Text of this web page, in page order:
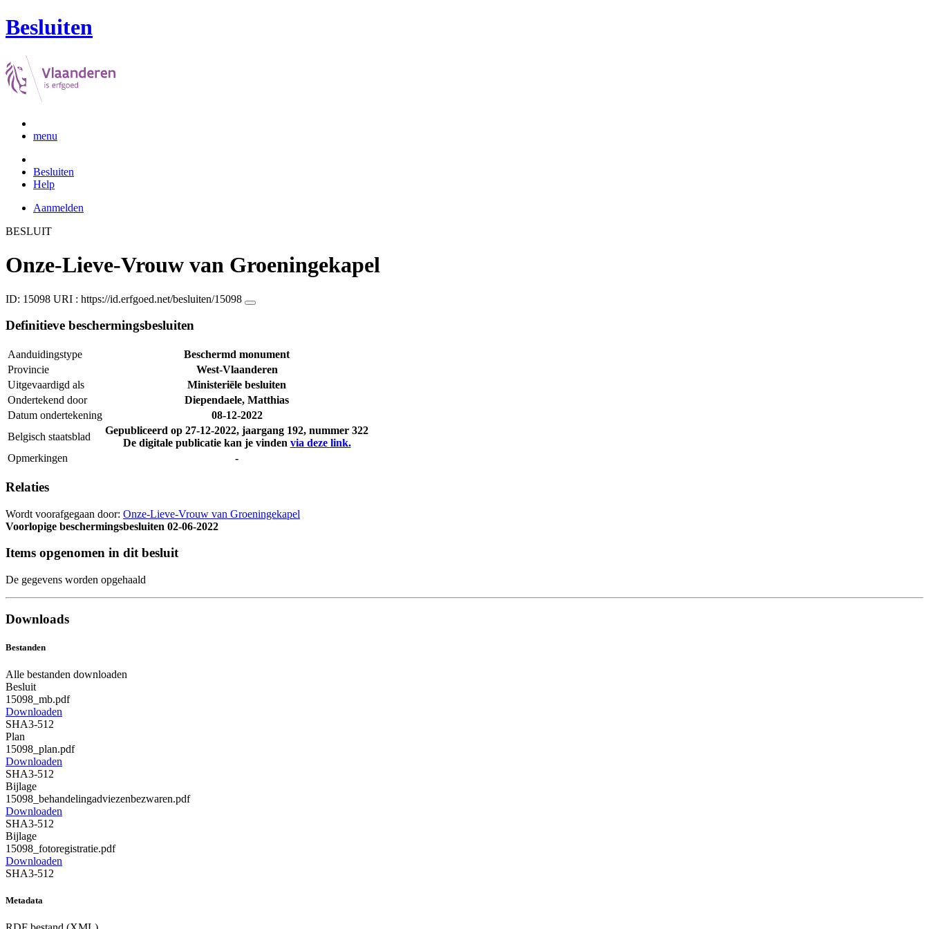
Besluiten
menu
Besluiten
Help
Aanmelden
BESLUIT
Onze-Lieve-Vrouw van Groeningekapel
ID: 15098 URI : https://id.erfgoed.net/besluiten/15098
Definitieve beschermingsbesluiten
Aanduidingstype
Beschermd monument
Provincie
West-Vlaanderen
Uitgevaardigd als
Ministeriële besluiten
Ondertekend door
Diependaele, Matthias
Datum ondertekening
08-12-2022
Belgisch staatsblad
Gepubliceerd op 27-12-2022, jaargang 192, nummer 322
De digitale publicatie kan je vinden via deze link.
Opmerkingen
-
Relaties
Wordt voorafgegaan door: Onze-Lieve-Vrouw van Groeningekapel
Voorlopige beschermingsbesluiten 02-06-2022
Items opgenomen in dit besluit
De gegevens worden opgehaald
Downloads
Bestanden
Alle bestanden downloaden
Besluit
15098_mb.pdf
Downloaden
SHA3-512
Plan
15098_plan.pdf
Downloaden
SHA3-512
Bijlage
15098_behandelingadviezenbezwaren.pdf
Downloaden
SHA3-512
Bijlage
15098_fotoregistratie.pdf
Downloaden
SHA3-512
Metadata